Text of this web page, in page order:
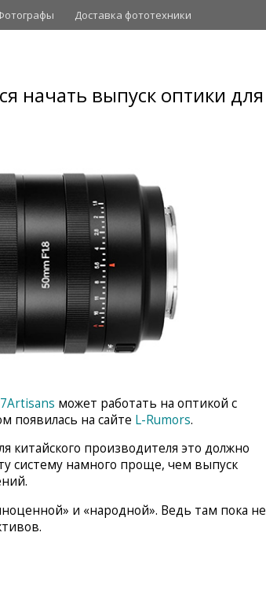
Доставка фототехники
начать выпуск оптики для
7Artisans может работать на оптикой с
появилась на сайте L-Rumors.
китайского производителя это должно
систему намного проще, чем выпуск
и «народной». Ведь там пока не